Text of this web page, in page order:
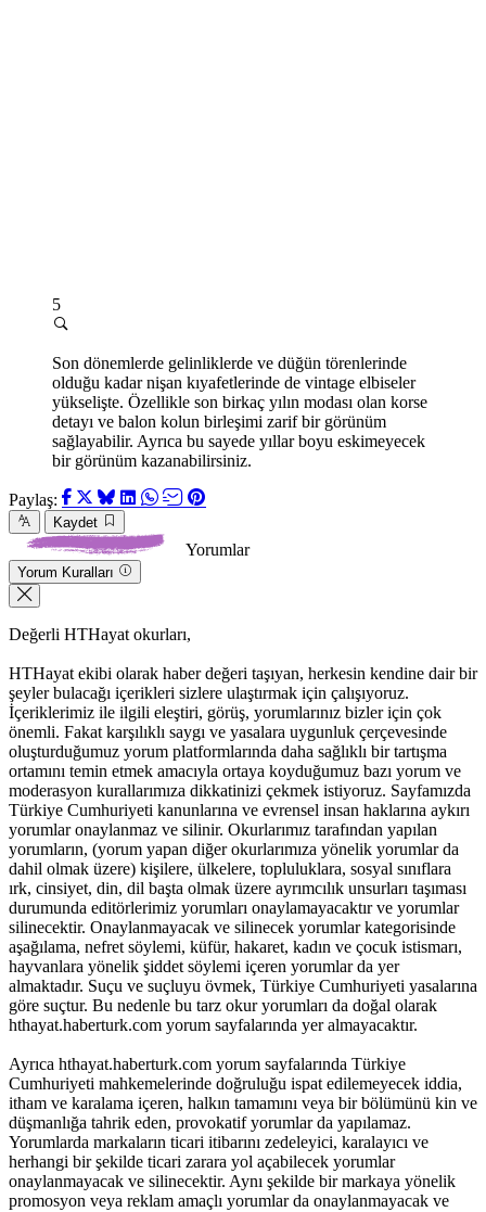
5
Son dönemlerde gelinliklerde ve düğün törenlerinde
olduğu kadar nişan kıyafetlerinde de vintage elbiseler
yükselişte. Özellikle son birkaç yılın modası olan korse
detayı ve balon kolun birleşimi zarif bir görünüm
sağlayabilir. Ayrıca bu sayede yıllar boyu eskimeyecek
bir görünüm kazanabilirsiniz.
Paylaş:
Kaydet
Yorumlar
Yorum Kuralları
Değerli HTHayat okurları,
HTHayat ekibi olarak haber değeri taşıyan, herkesin kendine dair bir
şeyler bulacağı içerikleri sizlere ulaştırmak için çalışıyoruz.
İçeriklerimiz ile ilgili eleştiri, görüş, yorumlarınız bizler için çok
önemli. Fakat karşılıklı saygı ve yasalara uygunluk çerçevesinde
oluşturduğumuz yorum platformlarında daha sağlıklı bir tartışma
ortamını temin etmek amacıyla ortaya koyduğumuz bazı yorum ve
moderasyon kurallarımıza dikkatinizi çekmek istiyoruz. Sayfamızda
Türkiye Cumhuriyeti kanunlarına ve evrensel insan haklarına aykırı
yorumlar onaylanmaz ve silinir. Okurlarımız tarafından yapılan
yorumların, (yorum yapan diğer okurlarımıza yönelik yorumlar da
dahil olmak üzere) kişilere, ülkelere, topluluklara, sosyal sınıflara
ırk, cinsiyet, din, dil başta olmak üzere ayrımcılık unsurları taşıması
durumunda editörlerimiz yorumları onaylamayacaktır ve yorumlar
silinecektir. Onaylanmayacak ve silinecek yorumlar kategorisinde
aşağılama, nefret söylemi, küfür, hakaret, kadın ve çocuk istismarı,
hayvanlara yönelik şiddet söylemi içeren yorumlar da yer
almaktadır. Suçu ve suçluyu övmek, Türkiye Cumhuriyeti yasalarına
göre suçtur. Bu nedenle bu tarz okur yorumları da doğal olarak
hthayat.haberturk.com yorum sayfalarında yer almayacaktır.
Ayrıca hthayat.haberturk.com yorum sayfalarında Türkiye
Cumhuriyeti mahkemelerinde doğruluğu ispat edilemeyecek iddia,
itham ve karalama içeren, halkın tamamını veya bir bölümünü kin ve
düşmanlığa tahrik eden, provokatif yorumlar da yapılamaz.
Yorumlarda markaların ticari itibarını zedeleyici, karalayıcı ve
herhangi bir şekilde ticari zarara yol açabilecek yorumlar
onaylanmayacak ve silinecektir. Aynı şekilde bir markaya yönelik
promosyon veya reklam amaçlı yorumlar da onaylanmayacak ve